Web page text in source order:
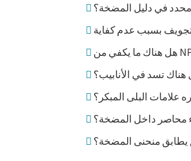
في دليل المضخة؟
هناك تسد في الأنابيب؟
علامات البلى المبكر؟
محاصر داخل المضخة؟
منحنى المضخة؟